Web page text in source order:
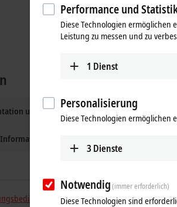
und Downloads
System
Ähnliche Produkte
Performance und
Diese Technologien ermöglichen
Leistung zu messen und zu
1 Dienst
Personalisierung
Diese Technologien ermöglichen
3 Dienste
Notwendig(immer erforderlich)
Diese Technologien sind